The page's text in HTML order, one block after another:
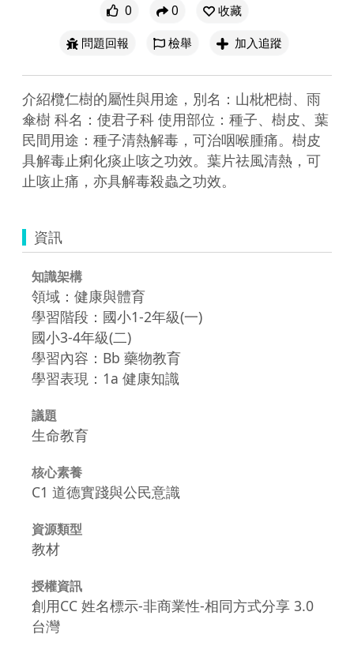
0 0
收藏
問題回報
檢舉 加入追蹤
介紹欖仁樹的屬性與用途，別名：山枇杷樹、雨
傘樹 科名：使君子科 使用部位：種子、樹皮、葉
民間用途：種子清熱解毒，可治咽喉腫痛。樹皮
具解毒止痢化痰止咳之功效。葉片祛風清熱，可
止咳止痛，亦具解毒殺蟲之功效。
資訊
知識架構
領域：健康與體育
學習階段：國小1-2年級(一)
國小3-4年級(二)
學習內容：Bb 藥物教育
學習表現：1a 健康知識
議題
生命教育
核心素養
C1 道德實踐與公民意識
資源類型
教材
授權資訊
創用CC 姓名標示-非商業性-相同方式分享 3.0
台灣